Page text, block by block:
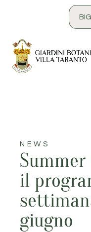
NEWS
Summer
il
giugno